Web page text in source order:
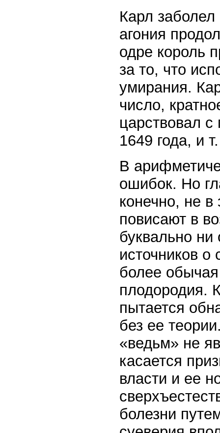
Карл
агония
одре король
за то, что
умирания.
число,
царствовал
1649 года, и
В
ошибок. Но
конечно, не
повисают в
буквально ни
источников о
более
плодородия.
пытается
без ее
«ведьм» не
касается
власти и ее
болезни